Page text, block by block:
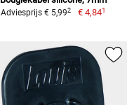
Adviesprijs € 5,992 € 4,841